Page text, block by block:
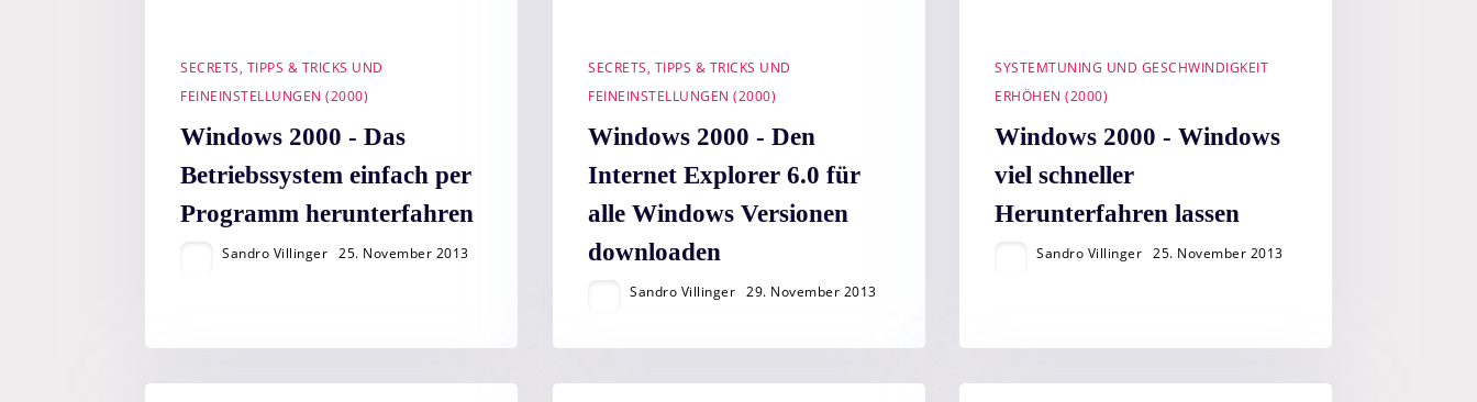
SECRETS, TIPPS & TRICKS UND
FEINEINSTELLUNGEN (2000)
Windows 2000 - Das
Betriebssystem einfach per
Programm herunterfahren
Sandro Villinger 25. November 2013
SECRETS, TIPPS & TRICKS UND
FEINEINSTELLUNGEN (2000)
Windows 2000 - Den
Internet Explorer 6.0 für
alle Windows Versionen
downloaden
Sandro Villinger 29. November 2013
SYSTEMTUNING UND GESCHWINDIGKEIT
ERHÖHEN (2000)
Windows 2000 - Windows
viel schneller
Herunterfahren lassen
Sandro Villinger 25. November 2013